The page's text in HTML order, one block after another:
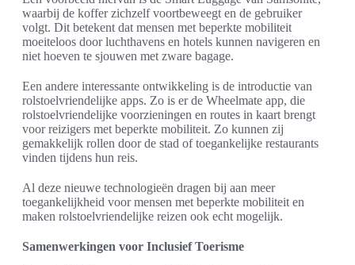
waarbij de koffer zichzelf voortbeweegt en de gebruiker
volgt. Dit betekent dat mensen met beperkte mobiliteit
moeiteloos door luchthavens en hotels kunnen navigeren en
niet hoeven te sjouwen met zware bagage.
Een andere interessante ontwikkeling is de introductie van
rolstoelvriendelijke apps. Zo is er de Wheelmate app, die
rolstoelvriendelijke voorzieningen en routes in kaart brengt
voor reizigers met beperkte mobiliteit. Zo kunnen zij
gemakkelijk rollen door de stad of toegankelijke restaurants
vinden tijdens hun reis.
Al deze nieuwe technologieën dragen bij aan meer
toegankelijkheid voor mensen met beperkte mobiliteit en
maken rolstoelvriendelijke reizen ook echt mogelijk.
Samenwerkingen voor Inclusief Toerisme